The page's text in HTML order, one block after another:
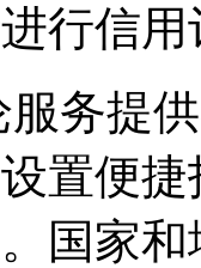
行信用
务提
置便
国家